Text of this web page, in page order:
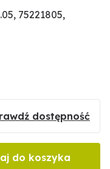
75221805,
dostępność
do koszyka